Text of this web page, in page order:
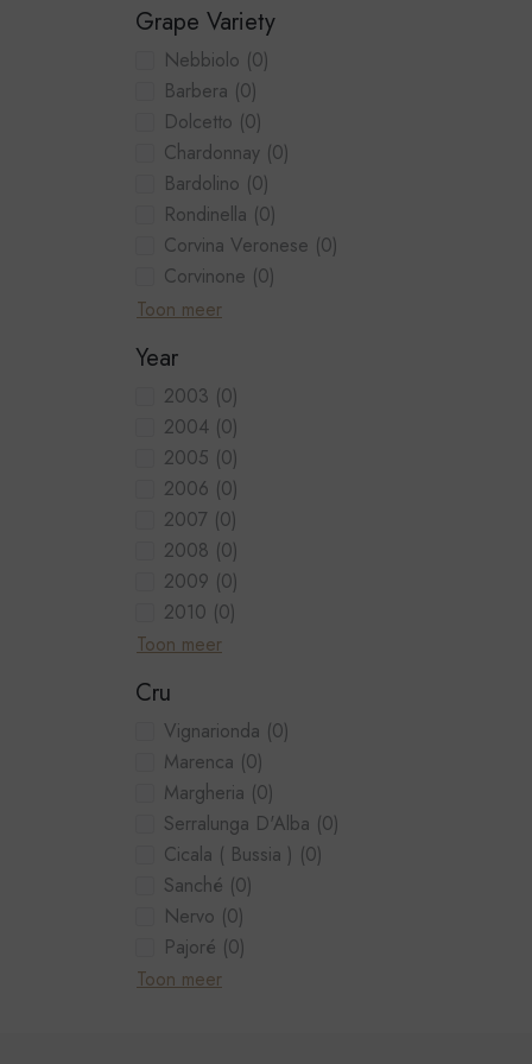
Grape Variety
Nebbiolo (0)
Barbera (0)
Dolcetto (0)
Chardonnay (0)
Bardolino (0)
Rondinella (0)
Corvina Veronese (0)
Corvinone (0)
Toon meer
Year
2003 (0)
2004 (0)
2005 (0)
2006 (0)
2007 (0)
2008 (0)
2009 (0)
2010 (0)
Toon meer
Cru
Vignarionda (0)
Marenca (0)
Margheria (0)
Serralunga D'Alba (0)
Cicala ( Bussia ) (0)
Sanché (0)
Nervo (0)
Pajoré (0)
Toon meer